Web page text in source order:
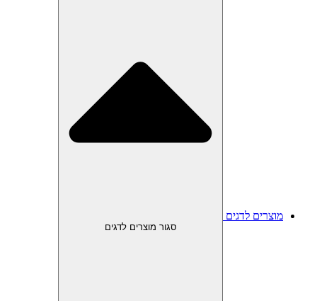
מוצרים לדגים
סגור מוצרים לדגים